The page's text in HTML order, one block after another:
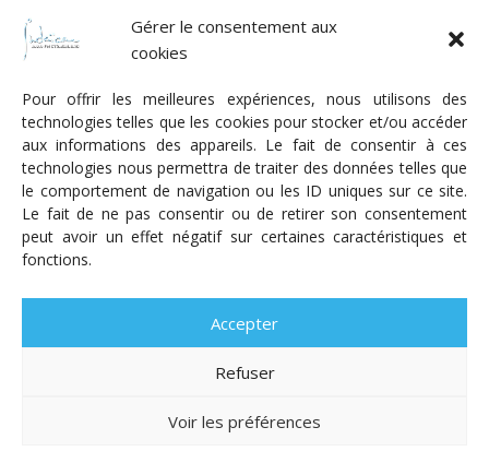
Gérer le consentement aux
cookies
Pour offrir les meilleures expériences, nous utilisons des
technologies telles que les cookies pour stocker et/ou accéder
aux informations des appareils. Le fait de consentir à ces
technologies nous permettra de traiter des données telles que
le comportement de navigation ou les ID uniques sur ce site.
Le fait de ne pas consentir ou de retirer son consentement
peut avoir un effet négatif sur certaines caractéristiques et
fonctions.
Accepter
Refuser
Voir les préférences
Radio Judaica Strasbourg
Tous droits réservés
RADIO JUDAÏCA
ÉMISSIONS ET GRILLE DES PROGRAMMES
PODCASTS
UN DON
ADHÉRER MENTIONS LÉGALES
RÉAL.